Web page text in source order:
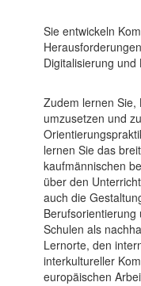
Sie entwickeln
Digitalisierung
Zudem lernen Sie,
umzusetzen und
lernen Sie das
kaufmännischen
über den
auch die
Berufsorientierung
Schulen als
Lernorte, den
interkultureller
europäischen